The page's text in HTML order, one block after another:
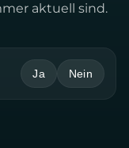
aktuell sind.
Ja Nein